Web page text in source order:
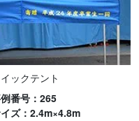
ックテント
番号：265
ズ：2.4m×4.8m